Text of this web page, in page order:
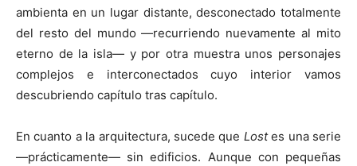
ambienta en un lugar distante, desconectado totalmente
del resto del mundo —recurriendo nuevamente al mito
eterno de la isla— y por otra muestra unos personajes
complejos e interconectados cuyo interior vamos
descubriendo capítulo tras capítulo.
En cuanto a la arquitectura, sucede que Lostes una serie
—prácticamente— sin edificios. Aunque con pequeñas